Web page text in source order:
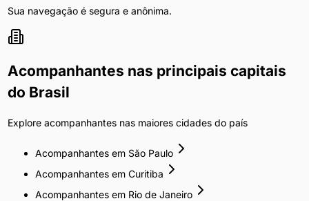
Sua navegação é segura e anônima.
Acompanhantes nas principais capitais
do Brasil
Explore acompanhantesnas maiores cidades do país
Acompanhantesem São Paulo
Acompanhantesem Curitiba
Acompanhantesem Rio de Janeiro